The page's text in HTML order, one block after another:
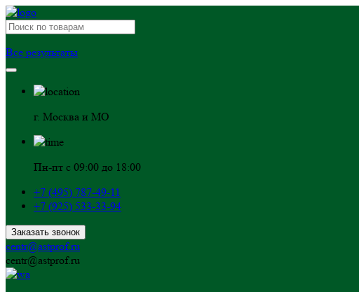
Все результаты
г. Москва и МО
Пн-пт с 09:00 до 18:00
+7 (495) 787-49-11
+7 (925) 533-33-94
Заказать звонок
centr@astprof.ru
centr@astprof.ru